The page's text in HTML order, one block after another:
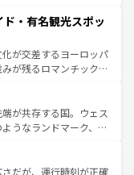
なるスペインはその個
麗な宮殿、歴史的な大
自然が、訪れる者を心
食の国としても知ら
化遺産にも登録されて
楽しみ方が可能だ。さ
れており、どの街角に
。パリ以外の個性あふ
・有名観光スポッ
が交差するヨーロッパ
が残るロマンチック街
飽きることがない。ベ
のアルプスの絶景、そ
た風景は必見。ビール
なお、新着の
照してほしい。
が共存する国。ウェス
うなランドマーク、歴
、優雅なアフタヌーン
英国パブ、サッカー観
だが、運行時刻が正確